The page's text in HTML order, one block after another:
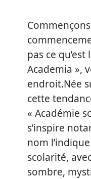
pas ce
Academia »,
endroit.Née
cette
« Académie
s’inspire
nom
scolarité,
sombre,